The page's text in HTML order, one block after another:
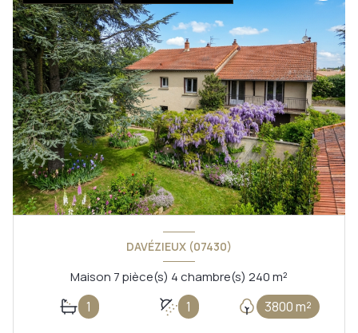
DAVÉZIEUX (07430)
Maison 7 pièce(s) 4 chambre(s) 240 m²
1 1 3800 m²